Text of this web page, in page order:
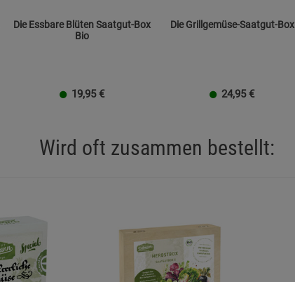
Die Essbare Blüten Saatgut-Box
Bio
19,95 €
Die Grillgemüse-Saatgut-Box
24,95 €
Wird oft zusammen bestellt: